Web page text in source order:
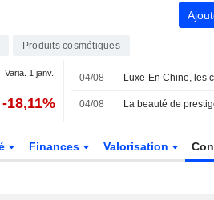
Produits cosmétiques
Varia. 1 janv.
-18,11%
04/08
04/08
Finances Valorisation